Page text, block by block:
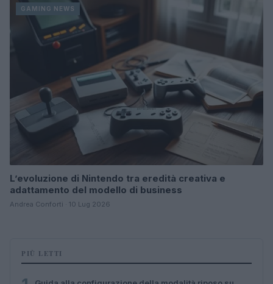
GAMING NEWS
L’evoluzione di Nintendo tra eredità creativa e
adattamento del modello di business
Andrea Conforti · 10 Lug 2026
PIÙ LETTI